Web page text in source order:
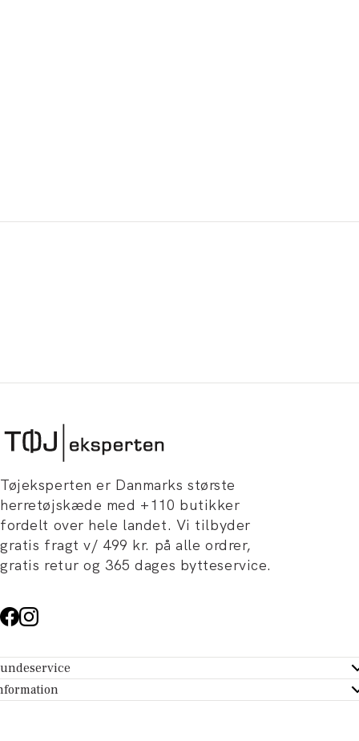
Tøjeksperten er Danmarks største
herretøjskæde med +110 butikker
fordelt over hele landet. Vi tilbyder
gratis fragt v/ 499 kr. på alle ordrer,
gratis retur og 365 dages bytteservice.
- Hjælpecenter
Tøjeksperten